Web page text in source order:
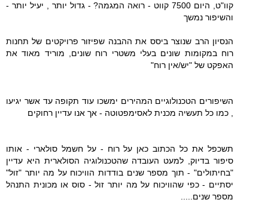
קוו"ט, היום 7500 קווט - רואה המגמה? - גדול יותר , יעיל יותר -
והשיפור נמשך
הנסיון הרב שנוצר ביסס את ההבנה שפיזור פרויקטים של תחנות
רוח במקומות שונים בעלי משטרי רוח שונים, מוריד מאוד את
האפקט של "יש/אין רוח"
השיפורים הטכנולוגיים המהירים ימשכו עוד תקופה עד אשר יגיעו
, כמו כל תעשיה מכנית לאסימפטוטה - אך אנו עדיין רחוקים
תשכפל את כל הכתוב כאן על רוח - על חשמל סולארי - אותו
סיפור בדיוק, למעט העובדה שהטכנולוגיה הסולארית היא עדיין
"בחיתולים" - תוך מספר שנים בודדות הוויכוח על מה יותר "זול"
יסתיים - כפי שהוויכוח על מה יותר זול - סוס או מכונית התנהל
מספר שנים.....